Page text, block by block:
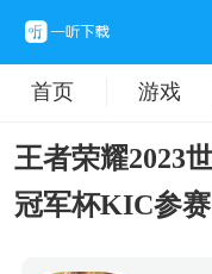
首页 游戏
王者荣耀2023
冠军杯KIC参